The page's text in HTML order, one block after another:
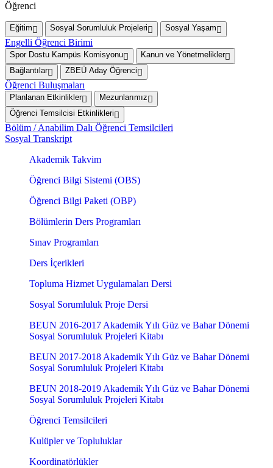
Öğrenci
Eğitim Sosyal Sorumluluk Projeleri Sosyal Yaşam
Engelli Öğrenci Birimi
Spor Dostu Kampüs Komisyonu
Kanun ve Yönetmelikler
Bağlantılar
ZBEÜ Aday Öğrenci
Öğrenci Buluşmaları
Planlanan Etkinlikler
Mezunlarımız
Öğrenci Temsilcisi Etkinlikleri
Bölüm / Anabilim Dalı Öğrenci Temsilcileri
Sosyal Transkript
Akademik Takvim
Öğrenci Bilgi Sistemi (OBS)
Öğrenci Bilgi Paketi (OBP)
Bölümlerin Ders Programları
Sınav Programları
Ders İçerikleri
Topluma Hizmet Uygulamaları Dersi
Sosyal Sorumluluk Proje Dersi
BEUN 2016-2017 Akademik Yılı Güz ve Bahar Dönemi
Sosyal Sorumluluk Projeleri Kitabı
BEUN 2017-2018 Akademik Yılı Güz ve Bahar Dönemi
Sosyal Sorumluluk Projeleri Kitabı
BEUN 2018-2019 Akademik Yılı Güz ve Bahar Dönemi
Sosyal Sorumluluk Projeleri Kitabı
Öğrenci Temsilcileri
Kulüpler ve Topluluklar
Koordinatörlükler